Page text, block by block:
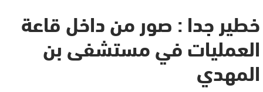
خطير جدا : صور من داخل قاعة
العمليات في مستشفى بن
المهدي